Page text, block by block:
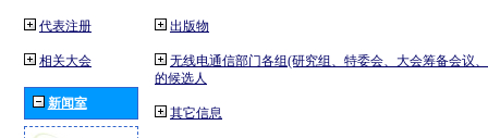
代表注册
相关大会
新闻室
出版物
无线电通信部门各组(研究组、特委会、大会筹备会议
的候选人
其它信息